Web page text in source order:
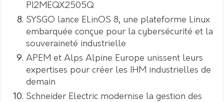
PI2MEQX2505Q
SYSGO lance ELinOS 8, une plateforme Linux
embarquée conçue pour la cybersécurité et la
souveraineté industrielle
APEM et Alps Alpine Europe unissent leurs
expertises pour créer les IHM industrielles de
demain
Schneider Electric modernise la gestion des